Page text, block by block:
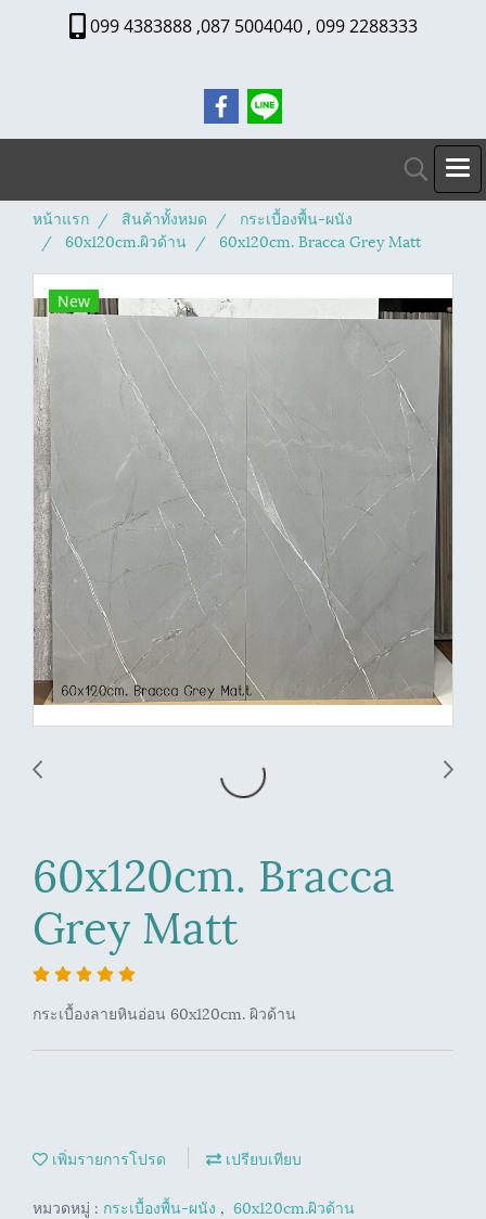
099 4383888 ,087 5004040 , 099 2288333
หน้าแรก สินค้าทั้งหมด
กระเบื้องพื้น-ผนัง
60x120cm.ผิวด้าน
60x120cm. Bracca Grey Matt
New
60x120cm. Bracca
Grey Matt
กระเบื้องลายหินอ่อน 60x120cm. ผิวด้าน
เพิ่มรายการโปรด เปรียบเทียบ
หมวดหมู่ : กระเบื้องพื้น-ผนัง , 60x120cm.ผิวด้าน